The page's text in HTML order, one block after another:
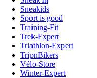
Sneakids
Sport is good
Training-Fit
Trek-Expert
Triathlon-Expert
TripnBikers
Vélo-Store
Winter-Expert